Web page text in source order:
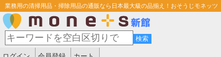
業務用の清掃用品・掃除用品の通販なら日本最大級の品揃え！おそうじモネッツ